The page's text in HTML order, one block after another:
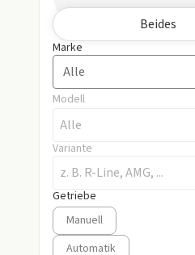
Beides
Marke
Modell
Alle
Variante
Getriebe
Getriebe auswählen
Manuell
Automatik